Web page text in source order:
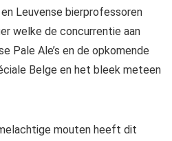
Leuvense bierprofessoren
welke de concurrentie aan
Pale Ale’s en de opkomende
Belge en het bleek meteen
mouten heeft dit